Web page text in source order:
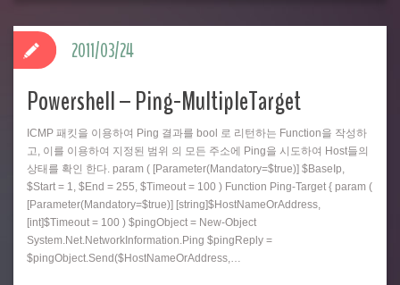
Powershell – Ping-MultipleTarget
ICMP 패킷을 이용하여 Ping 결과를 bool 로 리턴하는 Function을 작성하
고, 이를 이용하여 지정된 범위 의 모든 주소에 Ping을 시도하여 Host들의
상태를 확인 한다. param ( [Parameter(Mandatory=$true)] $BaseIp,
$Start = 1, $End = 255, $Timeout = 100 ) Function Ping-Target { param (
[Parameter(Mandatory=$true)] [string]$HostNameOrAddress,
[int]$Timeout = 100 ) $pingObject = New-Object
System.Net.NetworkInformation.Ping $pingReply =
$pingObject.Send($HostNameOrAddress,…
2011/03/24